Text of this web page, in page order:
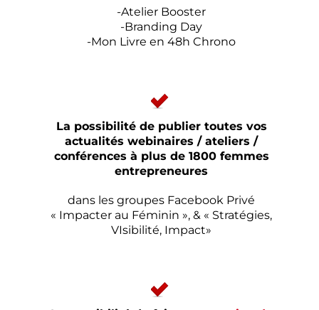
-Atelier Booster
-Branding Day
-Mon Livre en 48h Chrono
La possibilité de publier toutes vos
actualités webinaires / ateliers /
conférences à plus de 1800 femmes
entrepreneures
dans les groupes Facebook Privé
« Impacter au Féminin », & « Stratégies,
VIsibilité, Impact»